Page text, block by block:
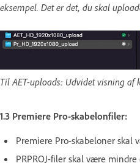
eksempel. Det er det, du skal
Til AET-uploads: Udvidet visning af
1.3 Premiere Pro-skabelonfiler:
Premiere Pro-skabeloner skal
PRPROJ-filer skal være